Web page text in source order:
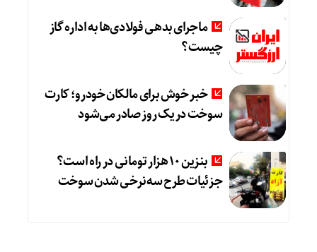
ماجرای بدهی فولادی‌ها به اداره گاز
چیست؟
خبر خوش برای مالکان خودرو؛ کارت
سوخت در یک روز صادر می‌شود
بنزین ۱۰ هزار تومانی در راه است؟
جزئیات طرح سه‌نرخی شدن سوخت